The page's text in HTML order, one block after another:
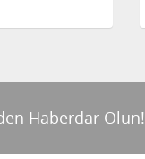
Haberdar Olun!